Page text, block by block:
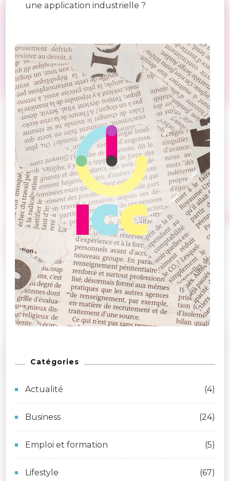
une application industrielle ?
Catégories
Actualité (4)
Business (24)
Emploi et formation (5)
Lifestyle (67)